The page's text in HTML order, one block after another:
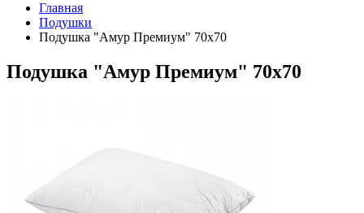
Главная
Подушки
Подушка "Амур Премиум" 70х70
Подушка "Амур Премиум" 70х70